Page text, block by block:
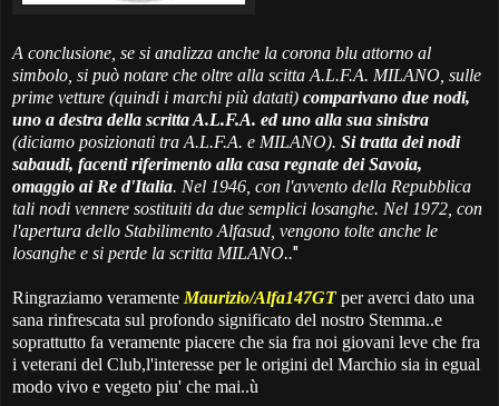
A conclusione, se si analizza anche la corona blu attorno al
simbolo, si può notare che oltre alla scitta A.L.F.A. MILANO, sulle
prime vetture (quindi i marchi più datati) comparivano due nodi,
uno a destra della scritta A.L.F.A. ed uno alla sua sinistra
(diciamo posizionati tra A.L.F.A. e MILANO). Si tratta dei nodi
sabaudi, facenti riferimento alla casa regnate dei Savoia,
omaggio ai Re d'Italia. Nel 1946, con l'avvento della Repubblica
tali nodi vennere sostituiti da due semplici losanghe. Nel 1972, con
l'apertura dello Stabilimento Alfasud, vengono tolte anche le
losanghe e si perde la scritta MILANO.."
Ringraziamo veramente Maurizio/Alfa147GTper averci dato una
sana rinfrescata sul profondo significato del nostro Stemma..e
soprattutto fa veramente piacere che sia fra noi giovani leve che fra
i veterani del Club,l'interesse per le origini del Marchio sia in egual
modo vivo e vegeto piu' che mai..ù